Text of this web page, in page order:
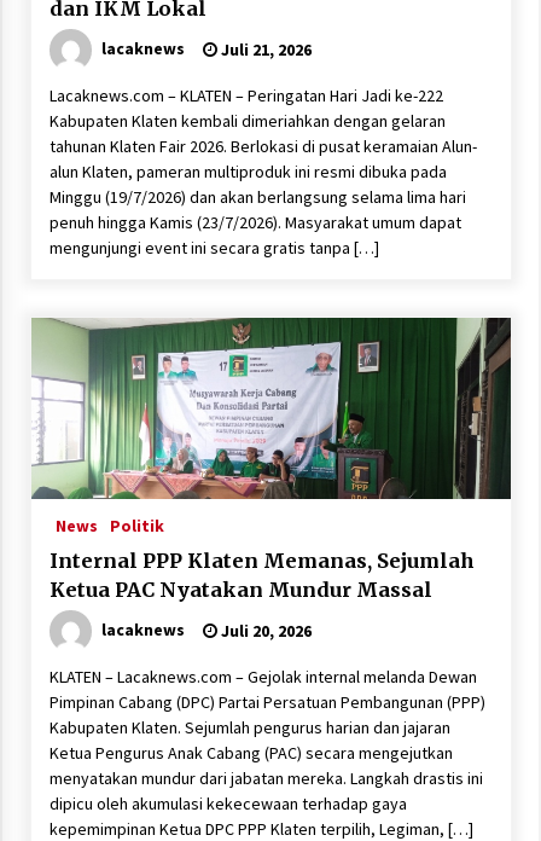
dan IKM Lokal
lacaknews Juli 21, 2026
Lacaknews.com – KLATEN – Peringatan Hari Jadi ke-222
Kabupaten Klaten kembali dimeriahkan dengan gelaran
tahunan Klaten Fair 2026. Berlokasi di pusat keramaian Alun-
alun Klaten, pameran multiproduk ini resmi dibuka pada
Minggu (19/7/2026) dan akan berlangsung selama lima hari
penuh hingga Kamis (23/7/2026). Masyarakat umum dapat
mengunjungi event ini secara gratis tanpa […]
News Politik
Internal PPP Klaten Memanas, Sejumlah
Ketua PAC Nyatakan Mundur Massal
lacaknews Juli 20, 2026
KLATEN – Lacaknews.com – Gejolak internal melanda Dewan
Pimpinan Cabang (DPC) Partai Persatuan Pembangunan (PPP)
Kabupaten Klaten. Sejumlah pengurus harian dan jajaran
Ketua Pengurus Anak Cabang (PAC) secara mengejutkan
menyatakan mundur dari jabatan mereka. Langkah drastis ini
dipicu oleh akumulasi kekecewaan terhadap gaya
kepemimpinan Ketua DPC PPP Klaten terpilih, Legiman, […]